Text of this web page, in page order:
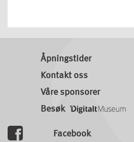
Åpningstider
Kontakt oss
Våre sponsorer
Besøk
Facebook